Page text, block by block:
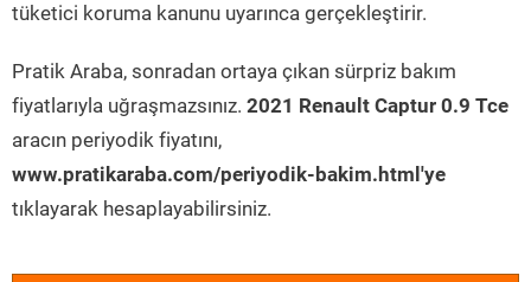
tüketici koruma kanunu uyarınca gerçekleştirir.
Pratik Araba, sonradan ortaya çıkan sürpriz bakım
fiyatlarıyla uğraşmazsınız. 2021 Renault Captur 0.9 Tce
aracın periyodik fiyatını,
www.pratikaraba.com/periyodik-bakim.html'ye
tıklayarak hesaplayabilirsiniz.